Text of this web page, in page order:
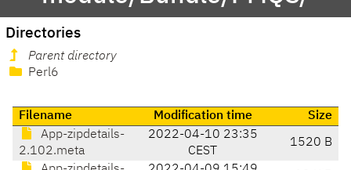
Directories
Parent directory
Perl6
Filename Modification time
Size
App-zipdetails-
2.102.meta
2022-04-10 23:35
CEST
1520 B